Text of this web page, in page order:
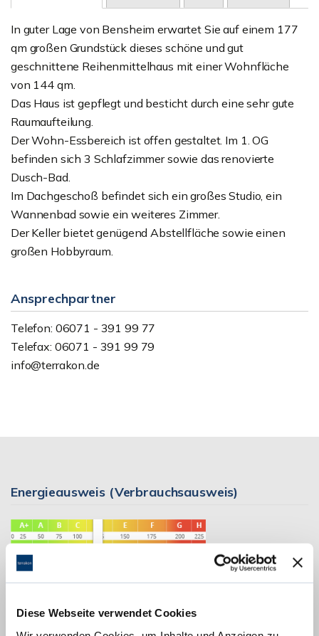
Diese Webseite verwendet Cookies
In guter Lage von Bensheim erwartet Sie auf einem 177
qm großen Grundstück dieses schöne und gut
geschnittene Reihenmittelhaus mit einer Wohnfläche
von 144 qm.
Das Haus ist gepflegt und besticht durch eine sehr gute
Raumaufteilung.
Der Wohn-Essbereich ist offen gestaltet. Im 1. OG
befinden sich 3 Schlafzimmer sowie das renovierte
Dusch-Bad.
Im Dachgeschoß befindet sich ein großes Studio, ein
Wannenbad sowie ein weiteres Zimmer.
Der Keller bietet genügend Abstellfläche sowie einen
großen Hobbyraum.
Ansprechpartner
Telefon: 06071 - 391 99 77
Telefax: 06071 - 391 99 79
info@terrakon.de
Energieausweis (Verbrauchsausweis)